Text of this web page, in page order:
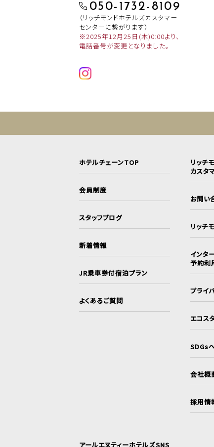
050-1732-8109
（リッチモンドホテルズカスタマー
センターに繋がります）
※2025年12月25日(木)0:00より、
電話番号が変更となりました。
ホテルチェーンTOP
会員制度
スタッフブログ
新着情報
JR乗車券付宿泊プラン
よくあるご質問
リッチ
カスタ
お問い
リッチ
インタ
予約利
プライ
エコス
SDGs
会社概
採用情
アールエヌティーホテルズSNS